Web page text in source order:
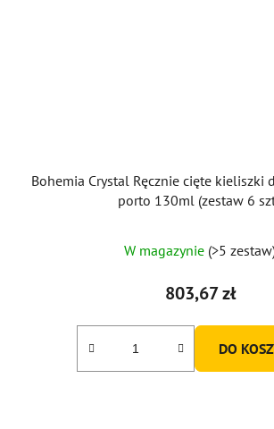
Bohemia Crystal Ręcznie cięte kieliszki
porto 130ml (zestaw 6
W magazynie (>5
803,67 zł
DO